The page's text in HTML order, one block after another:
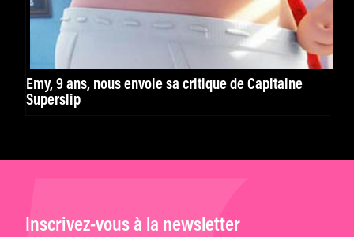
Emy, 9 ans, nous envoie sa critique de Capitaine
Superslip
Inscrivez-vous à la newsletter